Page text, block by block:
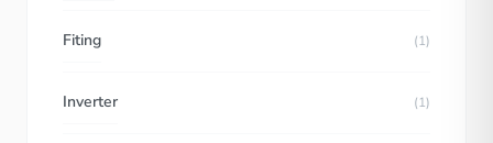
Fiting (1)
Inverter (1)